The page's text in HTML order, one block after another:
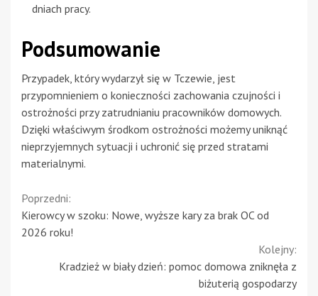
dniach pracy.
Podsumowanie
Przypadek, który wydarzył się w Tczewie, jest
przypomnieniem o konieczności zachowania czujności i
ostrożności przy zatrudnianiu pracowników domowych.
Dzięki właściwym środkom ostrożności możemy uniknąć
nieprzyjemnych sytuacji i uchronić się przed stratami
materialnymi.
Continue
Reading
Poprzedni:
Kierowcy w szoku: Nowe, wyższe kary za brak OC od
2026 roku!
Kolejny:
Kradzież w biały dzień: pomoc domowa zniknęła z
biżuterią gospodarzy